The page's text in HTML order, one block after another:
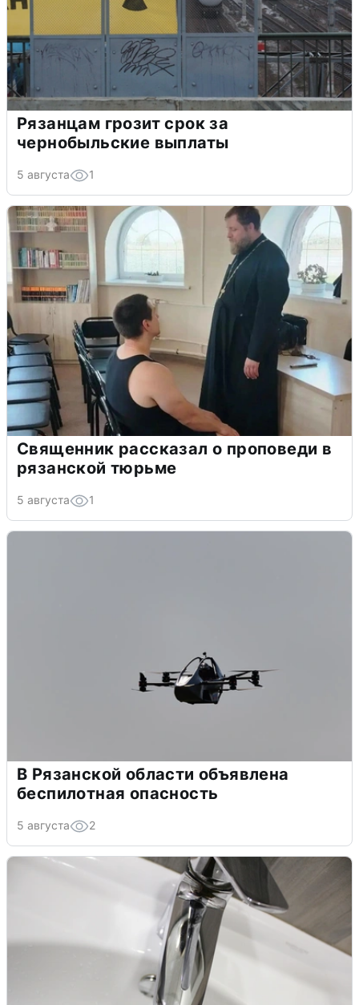
Рязанцам грозит срок за
чернобыльские выплаты
5 августа 1
Священник рассказал о проповеди в
рязанской тюрьме
5 августа 1
В Рязанской области объявлена
беспилотная опасность
5 августа 2